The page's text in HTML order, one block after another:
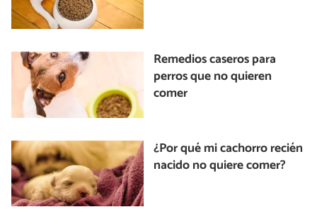
Remedios caseros para
perros que no quieren
comer
¿Por qué mi cachorro recién
nacido no quiere comer?